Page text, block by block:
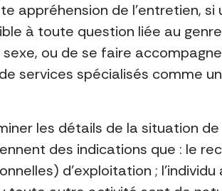
appréhension de l’entretien, si
à toute question liée au
ou de se faire
services spécialisés comme
les détails de la situation de
des indications que : le
d’exploitation ;